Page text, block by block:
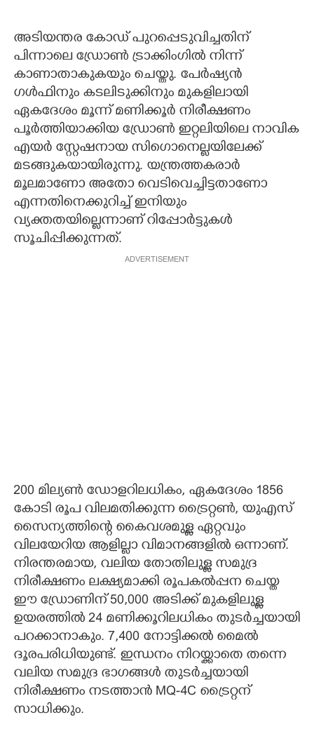
അടിയന്തര കോഡ് പുറപ്പെടുവിച്ചതിന്
പിന്നാലെ ഡ്രോണ്‍ ട്രാക്കിംഗില്‍ നിന്ന്
കാണാതാകുകയും ചെയ്തു. പേര്‍ഷ്യന്‍
ഗള്‍ഫിനും കടലിടുക്കിനും മുകളിലായി
ഏകദേശം മൂന്ന് മണിക്കൂര്‍ നിരീക്ഷണം
പൂര്‍ത്തിയാക്കിയ ഡ്രോണ്‍ ഇറ്റലിയിലെ നാവിക
എയര്‍ സ്റ്റേഷനായ സിഗൊനെല്ലയിലേക്ക്
മടങ്ങുകയായിരുന്നു. യന്ത്രത്തകരാര്‍
മൂലമാണോ അതോ വെടിവെച്ചിട്ടതാണോ
എന്നതിനെക്കുറിച്ച് ഇനിയും
വ്യക്തതയില്ലെന്നാണ് റിപ്പോര്‍ട്ടുകള്‍
സൂചിപ്പിക്കുന്നത്.
ADVERTISEMENT
200 മില്യണ്‍ ഡോളറിലധികം, ഏകദേശം 1856
കോടി രൂപ വിലമതിക്കുന്ന ട്രൈറ്റണ്‍, യുഎസ്
സൈന്യത്തിന്റെ കൈവശമുള്ള ഏറ്റവും
വിലയേറിയ ആളില്ലാ വിമാനങ്ങളില്‍ ഒന്നാണ്.
നിരന്തരമായ, വലിയ തോതിലുള്ള സമുദ്ര
നിരീക്ഷണം ലക്ഷ്യമാക്കി രൂപകല്‍പ്പന ചെയ്ത
ഈ ഡ്രോണിന് 50,000 അടിക്ക് മുകളിലുള്ള
ഉയരത്തില്‍ 24 മണിക്കൂറിലധികം തുടര്‍ച്ചയായി
പറക്കാനാകും. 7,400 നോട്ടിക്കല്‍ മൈല്‍
ദൂരപരിധിയുണ്ട്. ഇന്ധനം നിറയ്ക്കാതെ തന്നെ
വലിയ സമുദ്ര ഭാഗങ്ങള്‍ തുടര്‍ച്ചയായി
നിരീക്ഷണം നടത്താന്‍ MQ-4C ട്രൈറ്റന്
സാധിക്കും.